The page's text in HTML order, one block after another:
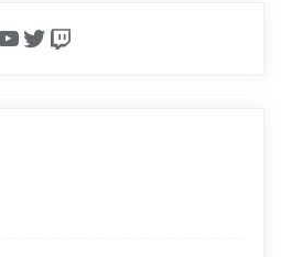
Twitter
Twitch